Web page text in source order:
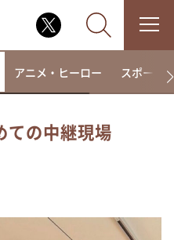
ィ！～ やすとものいたっ
アニメ・ヒーロー スポーツ
の中継現場